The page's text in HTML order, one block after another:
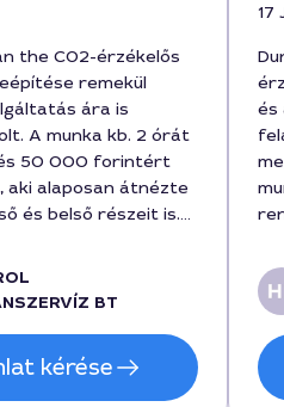
the CO2-érzékelős
remekül
ára is
A munka kb. 2 órát
50 000 forintért
alaposan átnézte
és belső részeit is.
folyamatokról, és a
szép
ajánlanám
szakembert
BT
kérése
17
és
a